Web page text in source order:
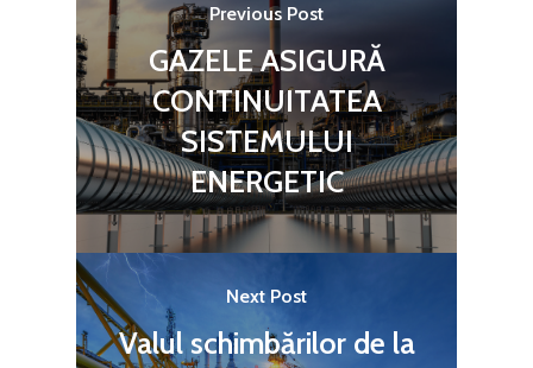
Previous Post
GAZELE ASIGURĂ
CONTINUITATEA
SISTEMULUI
ENERGETIC
Next Post
Valul schimbărilor de la